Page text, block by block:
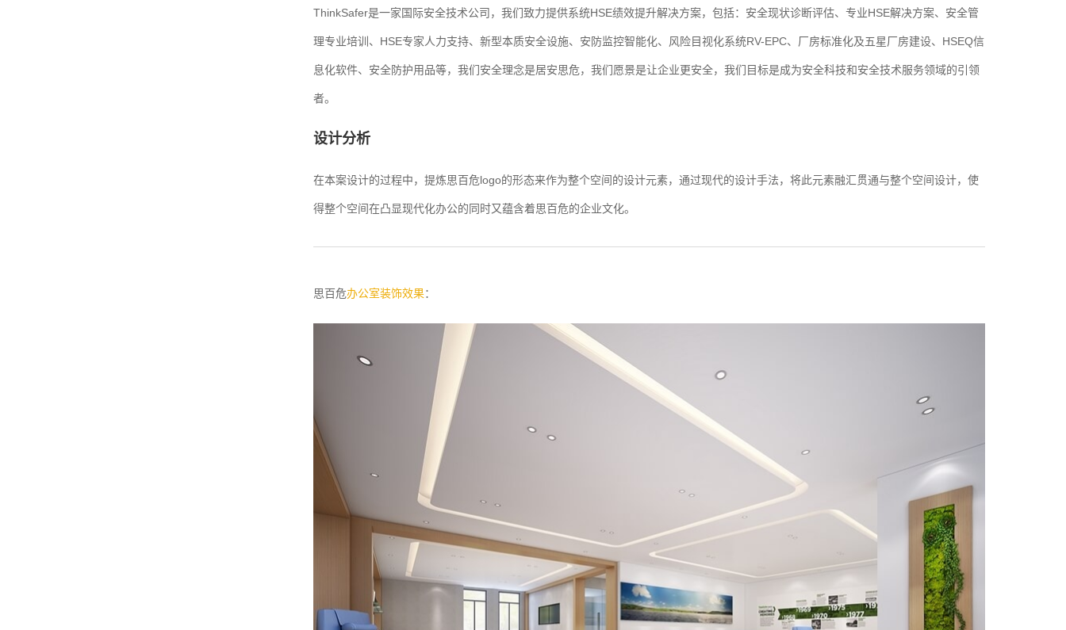
ThinkSafer是一家国际安全技术公司，我们致力提供系统HSE绩效提升解决方案，包括：安全现状诊断评估、专业HSE解决方案、安全管
理专业培训、HSE专家人力支持、新型本质安全设施、安防监控智能化、风险目视化系统RV-EPC、厂房标准化及五星厂房建设、HSEQ信
息化软件、安全防护用品等，我们安全理念是居安思危，我们愿景是让企业更安全，我们目标是成为安全科技和安全技术服务领域的引领
者。
设计分析
在本案设计的过程中，提炼思百危logo的形态来作为整个空间的设计元素，通过现代的设计手法，将此元素融汇贯通与整个空间设计，使
得整个空间在凸显现代化办公的同时又蕴含着思百危的企业文化。
思百危办公室装饰效果：